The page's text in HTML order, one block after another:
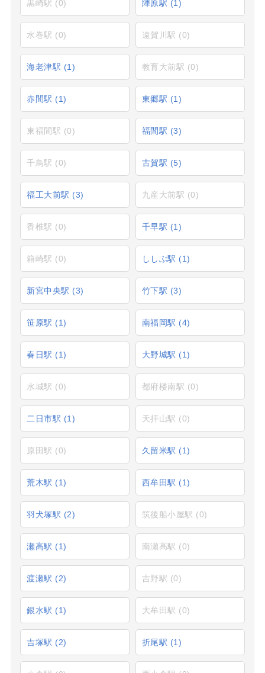
黒崎駅 (0) 陣原駅 (1)
水巻駅 (0) 遠賀川駅 (0)
海老津駅 (1) 教育大前駅 (0)
赤間駅 (1) 東郷駅 (1)
東福間駅 (0) 福間駅 (3)
千鳥駅 (0) 古賀駅 (5)
福工大前駅 (3) 九産大前駅 (0)
香椎駅 (0) 千早駅 (1)
箱崎駅 (0) ししぶ駅 (1)
新宮中央駅 (3) 竹下駅 (3)
笹原駅 (1) 南福岡駅 (4)
春日駅 (1) 大野城駅 (1)
水城駅 (0) 都府楼南駅 (0)
二日市駅 (1) 天拝山駅 (0)
原田駅 (0) 久留米駅 (1)
荒木駅 (1) 西牟田駅 (1)
羽犬塚駅 (2) 筑後船小屋駅 (0)
瀬高駅 (1) 南瀬高駅 (0)
渡瀬駅 (2) 吉野駅 (0)
銀水駅 (1) 大牟田駅 (0)
吉塚駅 (2) 折尾駅 (1)